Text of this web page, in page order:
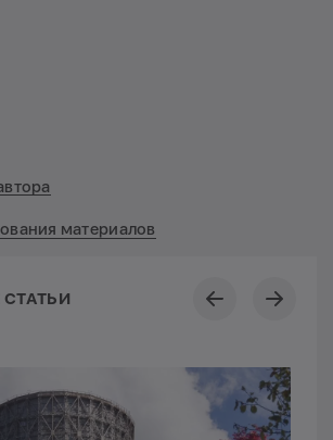
материалов